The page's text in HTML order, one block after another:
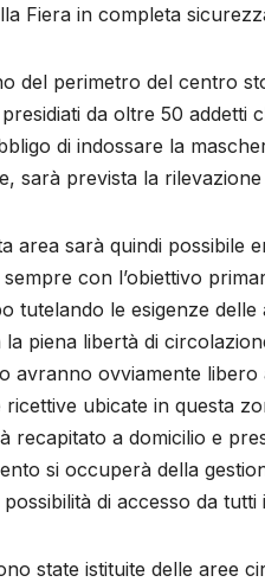
Fiera in completa
del perimetro del centro
da oltre 50 addetti
di indossare la
sarà prevista la
area sarà quindi possibile
con l’obiettivo
tutelando le esigenze
la piena libertà di
avranno ovviamente libero
ubicate in questa
recapitato a domicilio e
si occuperà della
di accesso da tutti
state istituite delle aree